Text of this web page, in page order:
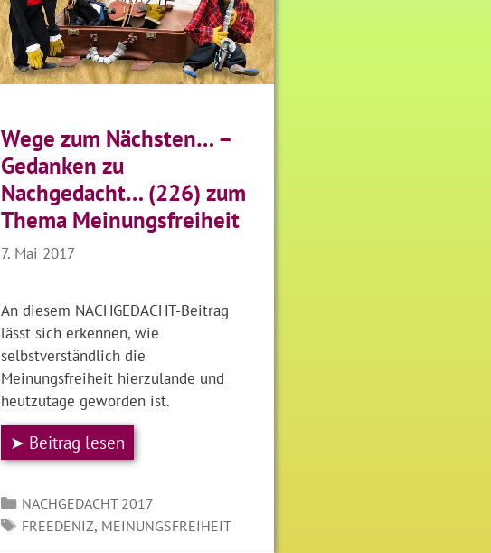
Wege zum Nächsten… –
Gedanken zu
Nachgedacht… (226) zum
Thema Meinungsfreiheit
7. Mai 2017
An diesem NACHGEDACHT-Beitrag
lässt sich erkennen, wie
selbstverständlich die
Meinungsfreiheit hierzulande und
heutzutage geworden ist.
➤ Beitrag lesen
Kategorien
NACHGEDACHT 2017
SCHLAGWÖRTER
FREEDENIZ, MEINUNGSFREIHEIT